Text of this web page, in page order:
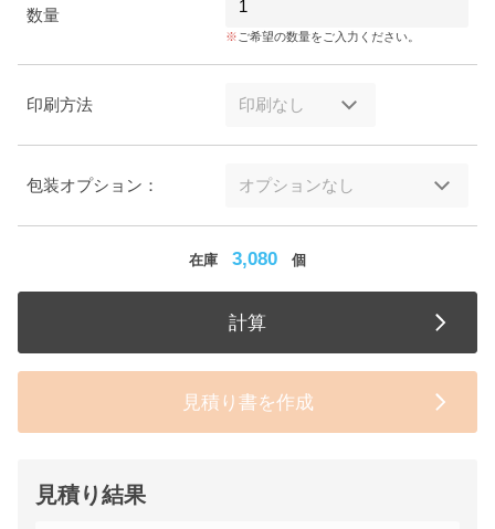
数量
ご希望の数量をご入力ください。
印刷方法
包装オプション：
在庫 3,080 個
計算
見積り書を作成
見積り結果